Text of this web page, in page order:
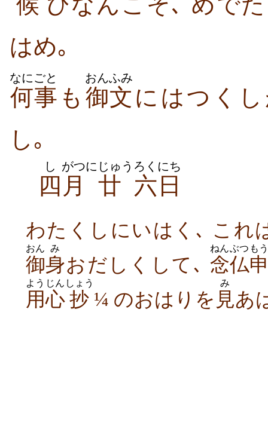
はめ｡
何事
なにごと
も 御文
おんふみ
にはつく
し｡
四
し
月
がつ
廿
にじゅう
六日
ろくにち
わたくしにいはく､ これ
御
おん
身
み
おだしくして､ 念仏
ねんぶつ もう
用心
ようじん
抄
しょう
¼ のおはりを 見
み
あ